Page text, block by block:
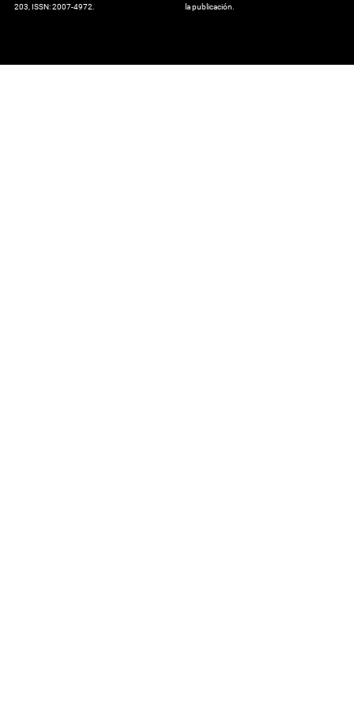
203, ISSN: 2007-4972.
la publicación.